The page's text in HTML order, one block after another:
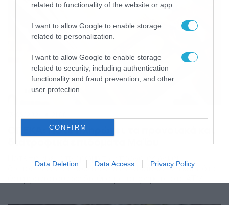
related to functionality of the website or app.
I want to allow Google to enable storage
related to personalization.
I want to allow Google to enable storage
related to security, including authentication
functionality and fraud prevention, and other
user protection.
CONFIRM
Data Deletion Data Access Privacy Policy
ΟΠΕΚΑ: Πότε πληρώνει τα προνοιακά και
διατροφικά επιδόματα Μαΐου
Πότε θα γίνει η πληρωμή των προνοιακών και
διατροφικών επιδομάτων ΟΠΕΚΑ Μαΐου 2024 και πότε